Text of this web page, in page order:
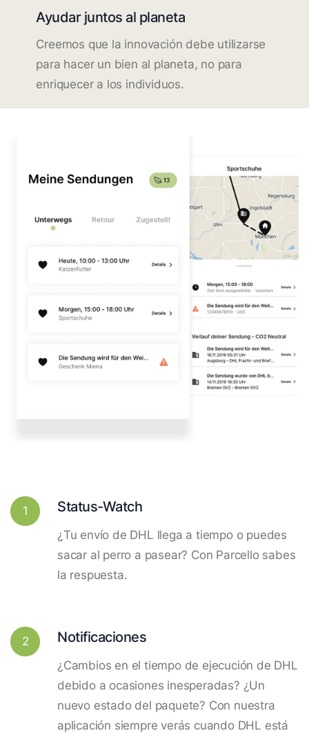
Ayudar juntos al planeta
Creemos que la innovación debe utilizarse
para hacer un bien al planeta, no para
enriquecer a los individuos.
1 Status-Watch
¿Tu envío de DHL llega a tiempo o puedes
sacar al perro a pasear? Con Parcello sabes
la respuesta.
2 Notificaciones
¿Cambios en el tiempo de ejecución de DHL
debido a ocasiones inesperadas? ¿Un
nuevo estado del paquete? Con nuestra
aplicación siempre verás cuando DHL está